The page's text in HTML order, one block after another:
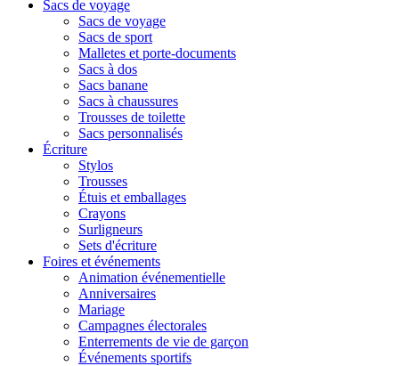
Sacs de voyage
Sacs de voyage
Sacs de sport
Malletes et porte-documents
Sacs à dos
Sacs banane
Sacs à chaussures
Trousses de toilette
Sacs personnalisés
Écriture
Stylos
Trousses
Étuis et emballages
Crayons
Surligneurs
Sets d'écriture
Foires et événements
Animation événementielle
Anniversaires
Mariage
Campagnes électorales
Enterrements de vie de garçon
Événements sportifs